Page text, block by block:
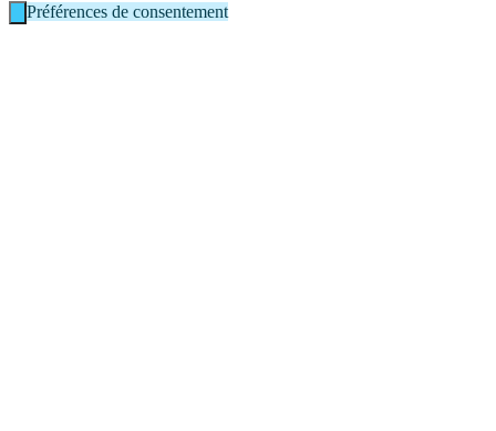
Préférences de consentement